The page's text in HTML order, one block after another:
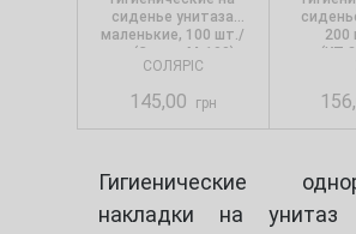
сиденье унитаза
маленькие, 100 шт./
уп. (Соляр-М-100)
СОЛЯРІС
145,00 грн
200
(КТ-
Гигиенические
накладки на